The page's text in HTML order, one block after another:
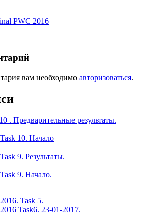
PWC 2016
вам необходимо авторизоваться.
. Предварительные результаты.
10. Начало
9. Результаты.
9. Начало.
Task 5.
Task6. 23-01-2017.